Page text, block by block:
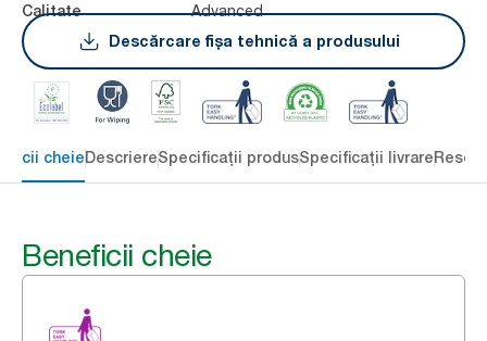
Calitate
Advanced
Descărcare fișa tehnică a produsului
cheieDescriereSpecificații produsSpecificații livrare
Beneficii cheie